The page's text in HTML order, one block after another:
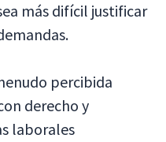
más difícil justificar
percibida
derecho y
laborales